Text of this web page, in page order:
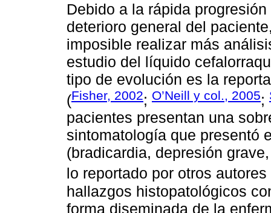
Debido a la rápida
deterioro general del
imposible realizar más
estudio del líquido
tipo de evolución es la
(Fisher, 2002; O’Neill y col., 2005;
pacientes presentan una
sintomatología que presentó
(bradicardia, depresión
lo reportado por otros autores
hallazgos histopatológicos
forma diseminada de la